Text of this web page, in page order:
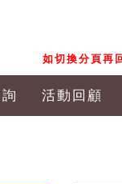
如切換分頁再
活動回顧